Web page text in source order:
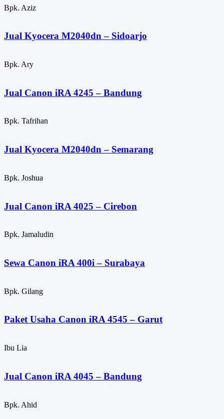
Bpk. Aziz
Jual Kyocera M2040dn – Sidoarjo
Bpk. Ary
Jual Canon iRA 4245 – Bandung
Bpk. Tafrihan
Jual Kyocera M2040dn – Semarang
Bpk. Joshua
Jual Canon iRA 4025 – Cirebon
Bpk. Jamaludin
Sewa Canon iRA 400i – Surabaya
Bpk. Gilang
Paket Usaha Canon iRA 4545 – Garut
Ibu Lia
Jual Canon iRA 4045 – Bandung
Bpk. Ahid